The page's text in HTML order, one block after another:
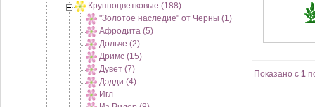
Крупноцветковые (188)
"Золотое наследие" от Черны (1)
Афродита (5)
Дольче (2)
Дримс (15)
Дувет (7)
Дэдди (4)
Игл
Показано с 1